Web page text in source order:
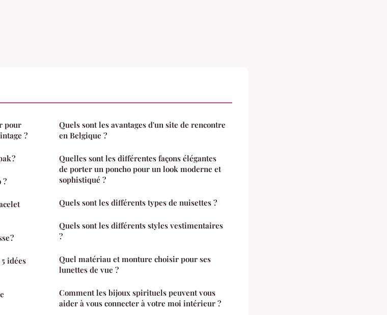
pour
?
?
?
?
idées
Quels sont les avantages d'un site de rencontre
en Belgique ?
Quelles sont les différentes façons élégantes
de porter un poncho pour un look moderne et
sophistiqué ?
Quels sont les différents types de nuisettes ?
Quels sont les différents styles vestimentaires
?
Quel matériau et monture choisir pour ses
lunettes de vue ?
Comment les bijoux spirituels peuvent vous
aider à vous connecter à votre moi intérieur ?